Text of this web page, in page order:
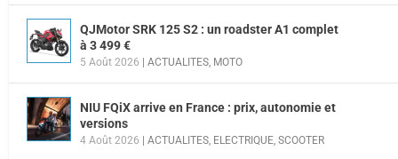
QJMotor SRK 125 S2 : un roadster A1 complet
à 3 499 €
5 Août 2026 ACTUALITES, MOTO
NIU FQiX arrive en France : prix, autonomie et
versions
4 Août 2026 ACTUALITES, ELECTRIQUE, SCOOTER